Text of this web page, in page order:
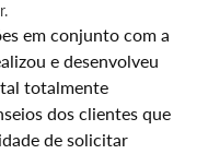
em conjunto com a
e desenvolveu
totalmente
dos clientes que
de solicitar